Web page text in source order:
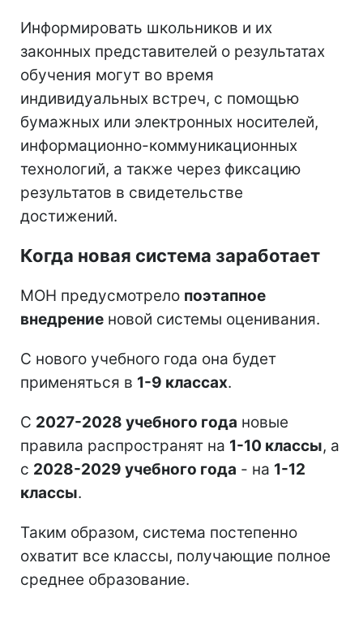
Информировать школьников и их
законных представителей о результатах
обучения могут во время
индивидуальных встреч, с помощью
бумажных или электронных носителей,
информационно-коммуникационных
технологий, а также через фиксацию
результатов в свидетельстве
достижений.
Когда новая система заработает
МОН предусмотрело поэтапное
внедрение новой системы оценивания.
С нового учебного года она будет
применяться в 1-9 классах.
С 2027-2028 учебного года новые
правила распространят на 1-10 классы, а
с 2028-2029 учебного года - на 1-12
классы.
Таким образом, система постепенно
охватит все классы, получающие полное
среднее образование.